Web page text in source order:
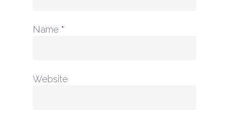
Name *
Website